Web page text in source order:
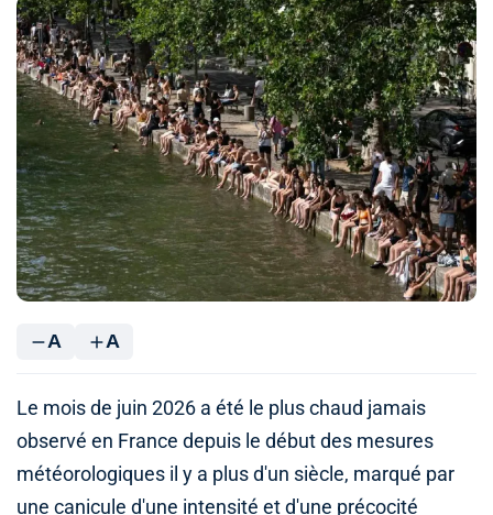
A A
Le mois de juin 2026 a été le plus chaud jamais
observé en France depuis le début des mesures
météorologiques il y a plus d'un siècle, marqué par
une canicule d'une intensité et d'une précocité